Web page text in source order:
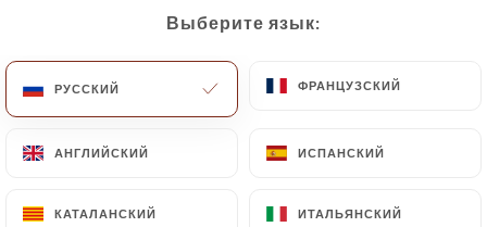
Выберите язык:
РУССКИЙ ФРАНЦУЗСКИЙ
АНГЛИЙСКИЙ ИСПАНСКИЙ
КАТАЛАНСКИЙ ИТАЛЬЯНСКИЙ
Выберите язык:
РУССКИЙ ФРАНЦУЗСКИЙ
АНГЛИЙСКИЙ ИСПАНСКИЙ
КАТАЛАНСКИЙ ИТАЛЬЯНСКИЙ